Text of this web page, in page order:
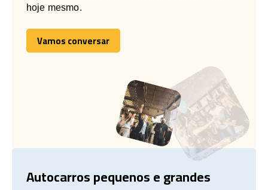
hoje mesmo.
Vamos conversar
Vamos conversar
Autocarros pequenos e grandes